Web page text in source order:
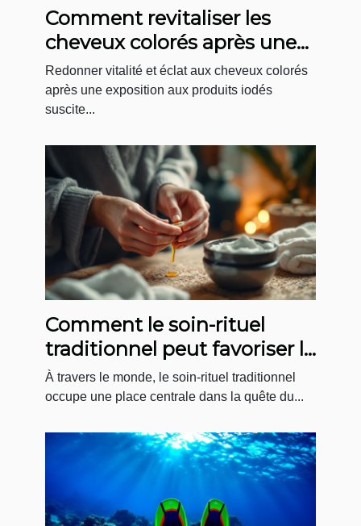
Comment revitaliser les
cheveux colorés après une
exposition à des produits
iodés ?
Redonner vitalité et éclat aux cheveux colorés
après une exposition aux produits iodés
suscite...
Comment le soin-rituel
traditionnel peut favoriser le
bien-être ?
À travers le monde, le soin-rituel traditionnel
occupe une place centrale dans la quête du...